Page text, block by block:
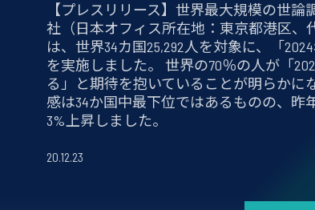
【プレスリリース】世界最大規模の世
社（日本オフィス所在地：東京都港区、
は、世界34カ国25,292人を対象に、「
を実施しました。 世界の70％の人が「
る」と期待を抱いていることが明らかに
感は34か国中最下位ではあるものの、昨
3%上昇しました。
20.12.23